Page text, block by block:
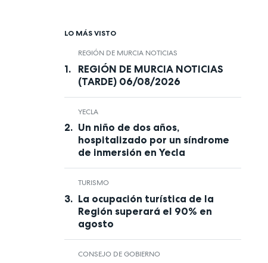
LO MÁS VISTO
REGIÓN DE MURCIA NOTICIAS
REGIÓN DE MURCIA NOTICIAS
(TARDE) 06/08/2026
YECLA
Un niño de dos años,
hospitalizado por un síndrome
de inmersión en Yecla
TURISMO
La ocupación turística de la
Región superará el 90% en
agosto
CONSEJO DE GOBIERNO